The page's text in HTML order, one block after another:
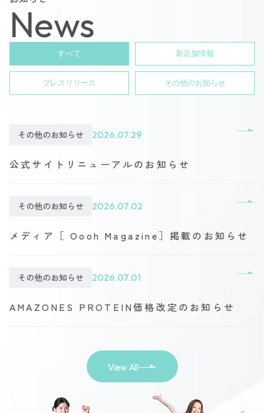
News
すべて 新店舗情報
プレスリリース その他のお知らせ
その他のお知らせ 2026.07.29
公式サイトリニューアルのお知らせ
その他のお知らせ 2026.07.02
メディア［ Oooh Magazine］掲載のお知らせ
その他のお知らせ 2026.07.01
AMAZONES PROTEIN価格改定のお知らせ
View All